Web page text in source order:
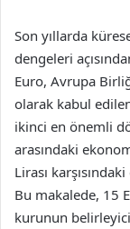
Son yıllarda
dengeleri
Euro, Avrupa
olarak kabul
ikinci en önemli
arasındaki
Lirası
Bu makalede, 15
kurunun